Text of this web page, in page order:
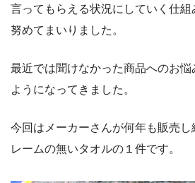
言ってもらえる状況にしていく仕組
努めてまいりました。
最近では聞けなかった商品へのお
ようになってきました。
今回はメーカーさんが何年も販売し
レームの無いタオルの１件です。